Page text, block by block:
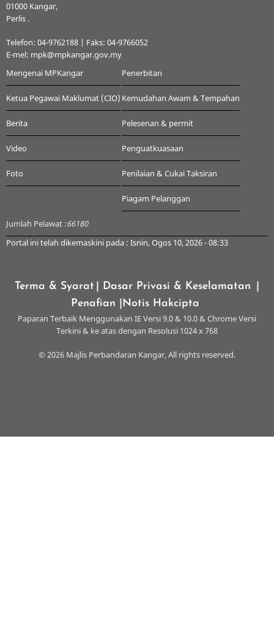
01000 Kangar,
Perlis .
Telefon: 04-9762188 | Faks: 04-9766052
E-mel: mpk@mpkangar.gov.my
Mengenai MPKangar
Ketua Pegawai Maklumat (CIO)
Berita
Video
Foto
Penerbitan
Kemudahan Awam & Tempahan
Pelesenan & permit
Penguatkuasaan
Penilaian & Cukai Taksiran
Piagam Pelanggan
Jumlah Pelawat :66180
Portal ini telah dikemaskini pada : Isnin, Ogos 10, 2026 - 08:33
Terma & Syarat | Dasar Privasi & Keselamatan
Penafian
|Notis Hakcipta
Paparan Terbaik Menggunakan IE Versi 9.0 & 10.0 & Chrome Versi
Terkini & ke atas dengan Resolusi 1024 x 768
© 2026 Majlis Perbandaran Kangar, All rights reserved.